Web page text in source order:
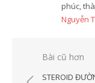
phúc,
Nguyễn
Điều
hướng
Bài cũ hơn
STEROID